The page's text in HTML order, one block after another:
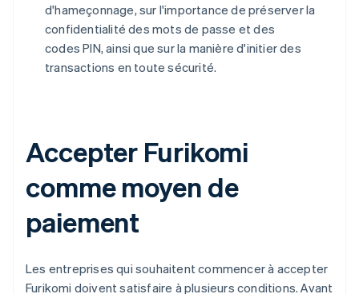
d'hameçonnage, sur l'importance de préserver la
confidentialité des mots de passe et des
codes PIN, ainsi que sur la manière d'initier des
transactions en toute sécurité.
Accepter Furikomi
comme moyen de
paiement
Les entreprises qui souhaitent commencer à accepter
Furikomi doivent satisfaire à plusieurs conditions. Avant